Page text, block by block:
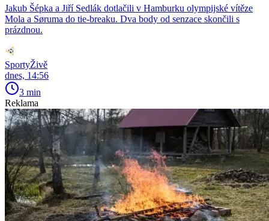
Jakub Šépka a Jiří Sedlák dotlačili v Hamburku olympijské vítěze
Mola a Søruma do tie-breaku. Dva body od senzace skončili s
prázdnou.
SportyŽivě
dnes, 14:56
3 min
Reklama